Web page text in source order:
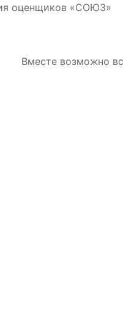
оценщиков «СОЮЗ»
Вместе возможно